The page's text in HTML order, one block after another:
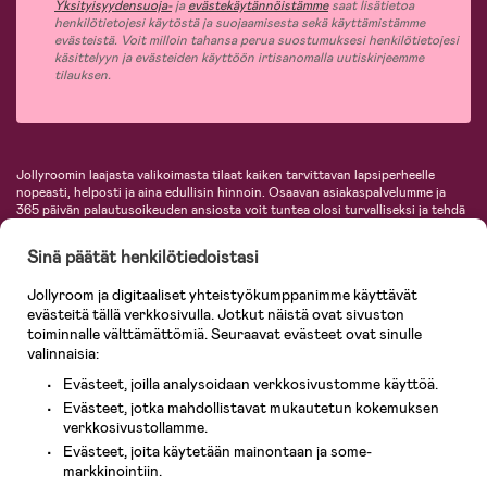
Yksityisyydensuoja-jaevästekäytännöistämmesaat lisätietoa
henkilötietojesi käytöstä ja suojaamisesta sekä käyttämistämme
evästeistä. Voit milloin tahansa perua suostumuksesi henkilötietojesi
käsittelyyn ja evästeiden käyttöön irtisanomalla uutiskirjeemme
tilauksen.
Jollyroomin laajasta valikoimasta tilaat kaiken tarvittavan lapsiperheelle
nopeasti, helposti ja aina edullisin hinnoin. Osaavan asiakaspalvelumme ja
365 päivän palautusoikeuden ansiosta voit tuntea olosi turvalliseksi ja tehdä
lastentarvikkeita sekä paljon muuta. Meiltä löydät lukuisia tunnettuja
KidKraft, Ergobaby, Philips Avent, Neonate, Cybex, LEGO ja monia muita!
Tervetuloa shoppailemaan Pohjoismaiden suurimpaan lastentarvikkeiden
verkkokauppaan!
Sinä päätät henkilötiedoistasi
Jollyroom ja digitaaliset yhteistyökumppanimme käyttävät
evästeitä tällä verkkosivulla. Jotkut näistä ovat sivuston
toiminnalle välttämättömiä. Seuraavat evästeet ovat sinulle
valinnaisia:
Evästeet, joilla analysoidaan verkkosivustomme käyttöä.
Evästeet, jotka mahdollistavat mukautetun kokemuksen
verkkosivustollamme.
Evästeet, joita käytetään mainontaan ja some-
markkinointiin.